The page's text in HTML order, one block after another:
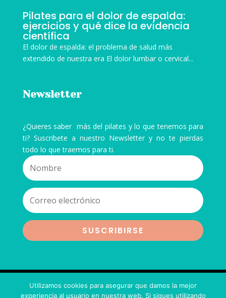
Pilates para el dolor de espalda:
ejercicios y qué dice la evidencia
científica
El dolor de espalda: el problema de salud más
extendido de nuestra era El dolor lumbar o cervical...
Newsletter
¿Quieres saber más del pilates y lo que tenemos para
ti? Suscribete a nuestro Newsletter y no te pierdas
todo lo que traemos para ti.
SUSCRIBIRSE
© 2020 Xque Pilates Diseñado por
Taste The
Nacho
Utilizamos cookies para asegurar que damos la mejor
experiencia al usuario en nuestra web. Si sigues utilizando